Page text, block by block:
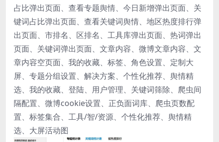
占比弹出页面、查看专题舆情、今日新增弹出页面、关
键词占比弹出页面、查看关键词舆情、地区热度排行弹
出页面、市排名、区排名、工具库弹出页面、热词弹出
页面、关键词弹出页面、文章内容、微博文章内容、文
章内容空页面、我的收藏、标签、角色设置、定制大
屏、专题分组设置、解决方案、个性化推荐、舆情精
选、我的收藏、登陆、用户管理、关键词筛除、爬虫间
隔配置、微博cookie设置、正负面词库、爬虫页数配
置、标签集合、工具/智/资源、个性化推荐、舆情精
选、大屏活动图